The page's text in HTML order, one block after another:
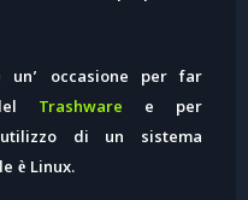
un’ occasione per far
Trashware e per
di un sistema
è Linux.